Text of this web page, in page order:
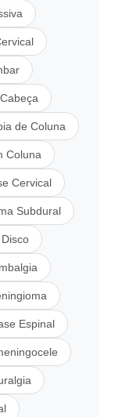
de Coluna
Coluna
Cervical
Subdural
Espinal